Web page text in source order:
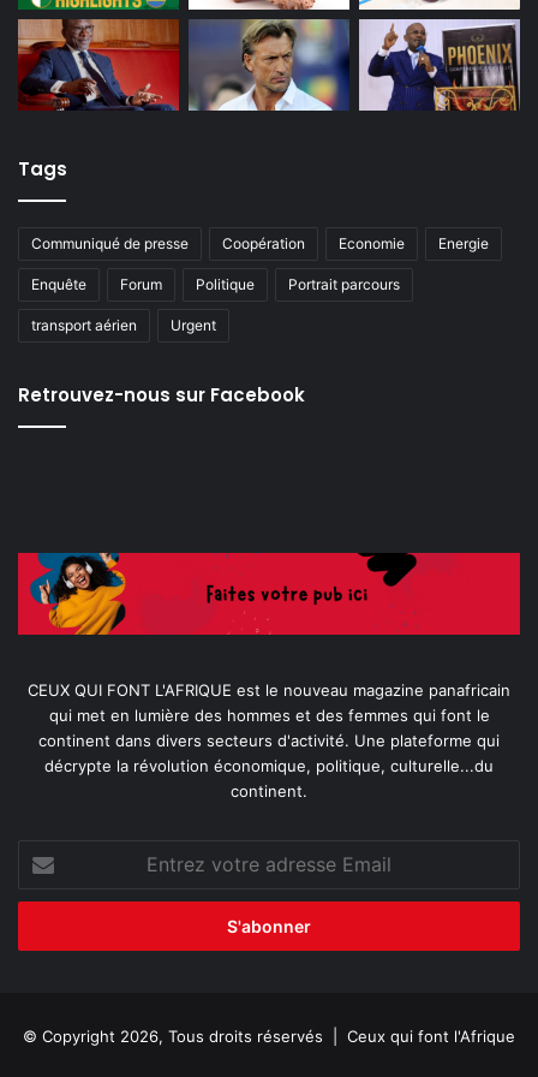
Tags
Communiqué de presse Coopération Economie Energie
Enquête Forum Politique Portrait parcours
transport aérien Urgent
Retrouvez-nous sur Facebook
CEUX QUI FONT L'AFRIQUE est le nouveau magazine panafricain
qui met en lumière des hommes et des femmes qui font le
continent dans divers secteurs d'activité. Une plateforme qui
décrypte la révolution économique, politique, culturelle...du
continent.
votre
adresse
© Copyright 2026, Tous droits réservés | Ceux qui font l'Afrique